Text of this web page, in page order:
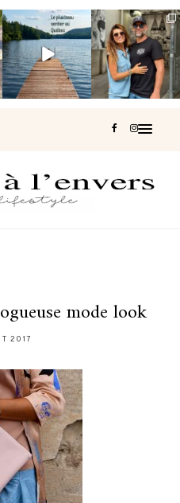
Et si je te disais
qu’il existe un
sentier où tu...
126 37
Montréal, une
très belle
surprise 🇨🇦
442
mode look
2017